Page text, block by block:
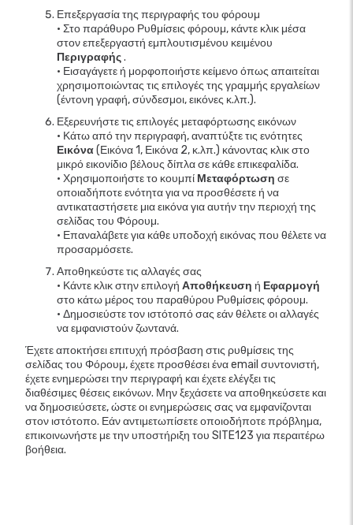
Επεξεργασία της περιγραφής του φόρουμ
• Στο παράθυρο Ρυθμίσεις φόρουμ, κάντε κλικ μέσα
στον επεξεργαστή εμπλουτισμένου κειμένου
Περιγραφής.
• Εισαγάγετε ή μορφοποιήστε κείμενο όπως απαιτείται
χρησιμοποιώντας τις επιλογές της γραμμής εργαλείων
(έντονη γραφή, σύνδεσμοι, εικόνες κ.λπ.).
Εξερευνήστε τις επιλογές μεταφόρτωσης εικόνων
• Κάτω από την περιγραφή, αναπτύξτε τις ενότητες
Εικόνα(Εικόνα 1, Εικόνα 2, κ.λπ.) κάνοντας κλικ στο
μικρό εικονίδιο βέλους δίπλα σε κάθε επικεφαλίδα.
• Χρησιμοποιήστε το κουμπί Μεταφόρτωση σε
οποιαδήποτε ενότητα για να προσθέσετε ή να
αντικαταστήσετε μια εικόνα για αυτήν την περιοχή της
σελίδας του Φόρουμ.
• Επαναλάβετε για κάθε υποδοχή εικόνας που θέλετε να
προσαρμόσετε.
Αποθηκεύστε τις αλλαγές σας
• Κάντε κλικ στην επιλογή Αποθήκευση ή Εφαρμογή
στο κάτω μέρος του παραθύρου Ρυθμίσεις φόρουμ.
• Δημοσιεύστε τον ιστότοπό σας εάν θέλετε οι αλλαγές
να εμφανιστούν ζωντανά.
Έχετε αποκτήσει επιτυχή πρόσβαση στις ρυθμίσεις της
σελίδας του Φόρουμ, έχετε προσθέσει ένα email συντονιστή,
έχετε ενημερώσει την περιγραφή και έχετε ελέγξει τις
διαθέσιμες θέσεις εικόνων. Μην ξεχάσετε να αποθηκεύσετε και
να δημοσιεύσετε, ώστε οι ενημερώσεις σας να εμφανίζονται
στον ιστότοπο. Εάν αντιμετωπίσετε οποιοδήποτε πρόβλημα,
επικοινωνήστε με την υποστήριξη του SITE123 για περαιτέρω
βοήθεια.